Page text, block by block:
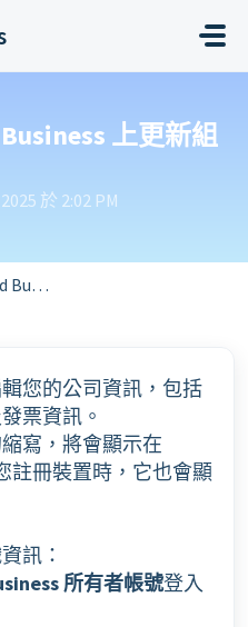
上更新組
於 2:02 PM
資訊？
您的公司資訊，包括
票資訊。
寫，將會顯示在
註冊裝置時，它也會顯
訊：
所有者帳號登入